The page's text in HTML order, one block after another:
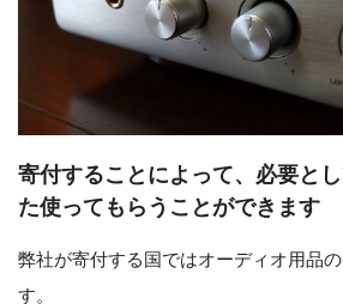
寄付することによって、必要と
た使ってもらうことができます
弊社が寄付する国ではオーディオ用品
す。